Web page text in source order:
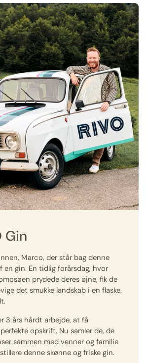
Gin
Marco, der står bag denne
en gin. En tidlig forårsdag, hvor
prydede deres øjne, fik de
det smukke landskab i en flaske.
3 års hårdt arbejde, at få
opskrift. Nu samler de, de
sammen med venner og familie
denne skønne og friske gin.